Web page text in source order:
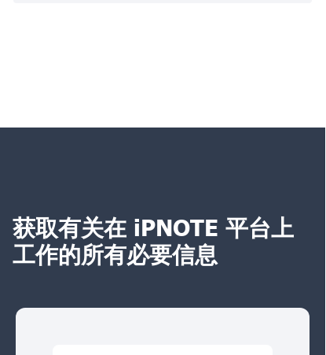
获取有关在 iPNOTE 平台上
工作的所有必要信息